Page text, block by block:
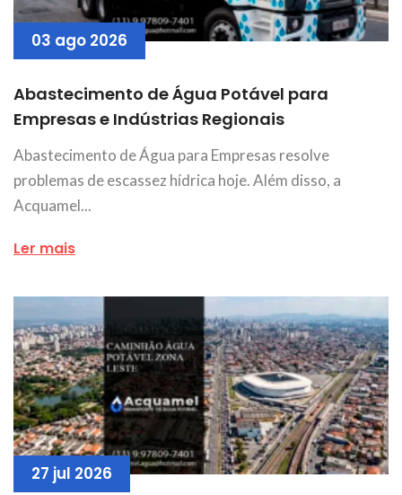
03 ago 2026
Abastecimento de Água Potável para
Empresas e Indústrias Regionais
Abastecimento de Água para Empresas resolve
problemas de escassez hídrica hoje. Além disso, a
Acquamel...
Ler mais
27 jul 2026